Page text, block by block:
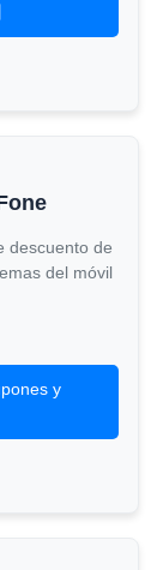
descuento de
del móvil
y